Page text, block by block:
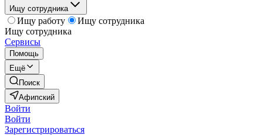
Ищу сотрудника
Ищу работу
Ищу сотрудника
Ищу сотрудника
Сервисы
Помощь
Ещё
Поиск
Афипский
Войти
Войти
Зарегистрироваться